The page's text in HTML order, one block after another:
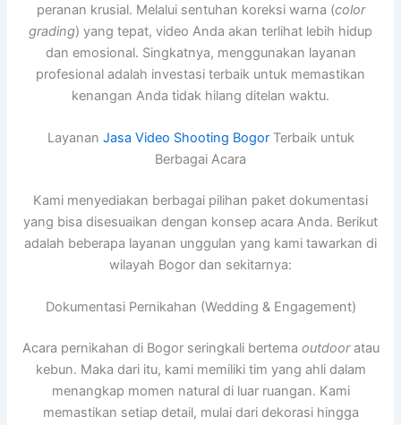
peranan krusial. Melalui sentuhan koreksi warna (color
grading) yang tepat, video Anda akan terlihat lebih hidup
dan emosional. Singkatnya, menggunakan layanan
profesional adalah investasi terbaik untuk memastikan
kenangan Anda tidak hilang ditelan waktu.
Layanan Jasa Video Shooting BogorTerbaik untuk
Berbagai Acara
Kami menyediakan berbagai pilihan paket dokumentasi
yang bisa disesuaikan dengan konsep acara Anda. Berikut
adalah beberapa layanan unggulan yang kami tawarkan di
wilayah Bogor dan sekitarnya:
Dokumentasi Pernikahan (Wedding & Engagement)
Acara pernikahan di Bogor seringkali bertema outdooratau
kebun. Maka dari itu, kami memiliki tim yang ahli dalam
menangkap momen natural di luar ruangan. Kami
memastikan setiap detail, mulai dari dekorasi hingga